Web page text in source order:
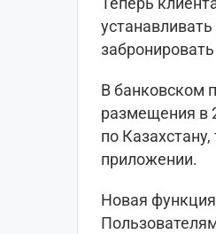
В банковском
размещения в
по
приложении.
Новая